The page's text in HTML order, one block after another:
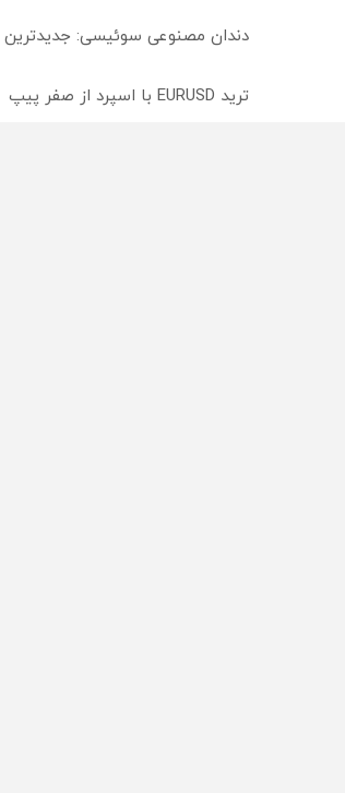
دندان مصنوعی سوئیسی:
ترید EURUSD با اسپرد از صفر پیپ